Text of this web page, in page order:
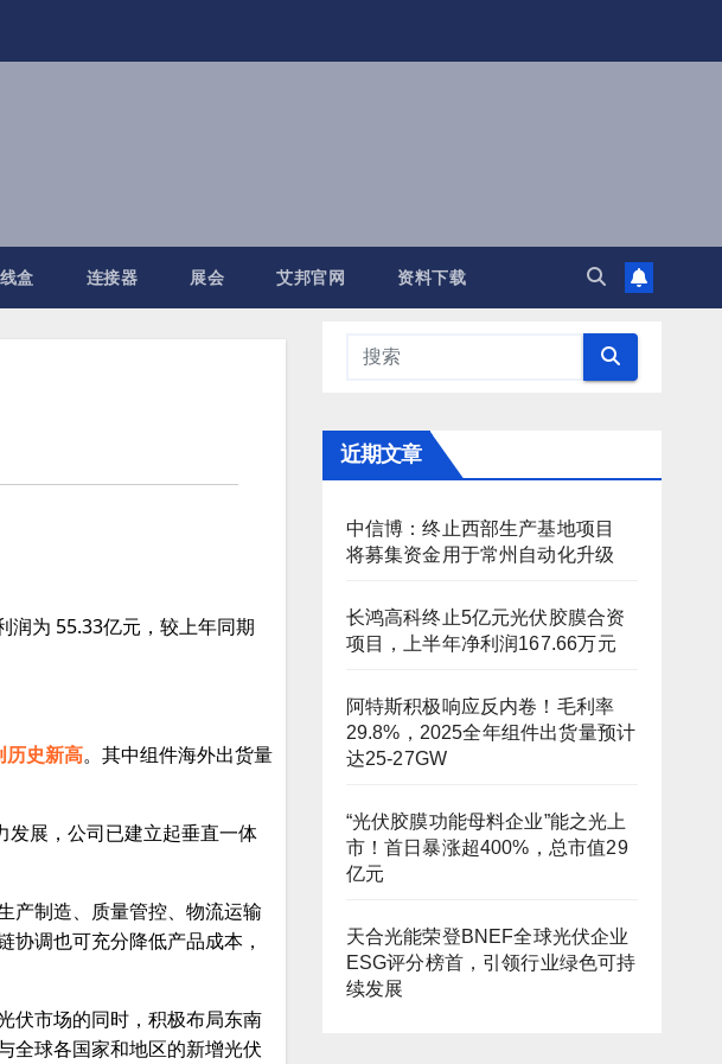
盒 连接器 展会 艾邦官网 资料下载
润为 55.33亿元，较上年同期
历史新高。其中组件海外出货量
发展，公司已建立起垂直一体
产制造、质量管控、物流运输
调也可充分降低产品成本，
伏市场的同时，积极布局东南
全球各国家和地区的新增光伏
近期文章
中信博：终止西部生产基地项目
将募集资金用于常州自动化升级
长鸿高科终止5亿元光伏胶膜合资
项目，上半年净利润167.66万元
阿特斯积极响应反内卷！毛利率
29.8%，2025全年组件出货量预计
达25-27GW
“光伏胶膜功能母料企业”能之光上
市！首日暴涨超400%，总市值29
亿元
天合光能荣登BNEF全球光伏企业
ESG评分榜首，引领行业绿色可持
续发展